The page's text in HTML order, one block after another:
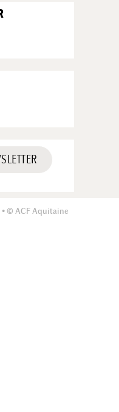
© ACF Aquitaine